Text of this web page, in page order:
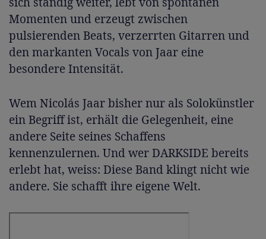
Momenten und erzeugt zwischen
pulsierenden Beats, verzerrten Gitarren und
den markanten Vocals von Jaar eine
besondere Intensität.
Wem Nicolás Jaar bisher nur als Solokünstler
ein Begriff ist, erhält die Gelegenheit, eine
andere Seite seines Schaffens
kennenzulernen. Und wer DARKSIDE bereits
erlebt hat, weiss: Diese Band klingt nicht wie
andere. Sie schafft ihre eigene Welt.